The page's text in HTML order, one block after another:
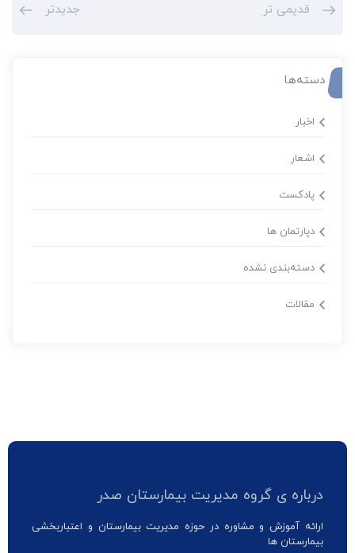
قدیمی تر جدیدتر
دسته‌ها
اخبار
اشعار
پادکست
دپارتمان ها
دسته‌بندی نشده
مقالات
درباره ی گروه مدیریت بیمارستان صدر
ارائه آموزش و مشاوره در حوزه مدیریت بیمارستان و اعتباربخشی
بیمارستان ها